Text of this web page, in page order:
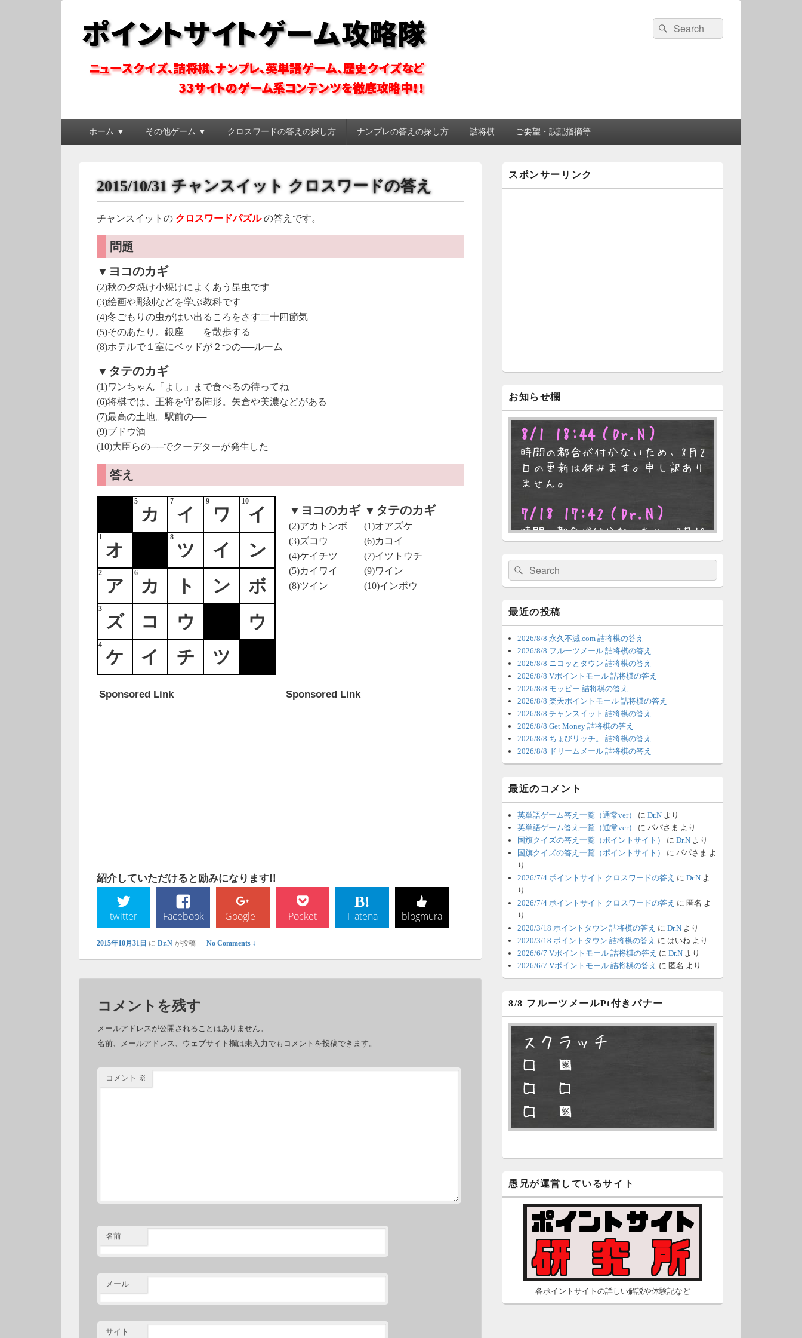
ポイントサイトゲーム攻略隊
検
索:
検
索
ホーム ▼ その他ゲーム ▼ クロスワードの答えの探し方 ナンプレの答えの探し方 詰将棋 ご要望・誤記指摘等
2015/10/31 チャンスイット クロスワードの答え
チャンスイットの クロスワードパズルの答えです。
問題
▼ヨコのカギ
(2)秋の夕焼け小焼けによくあう昆虫です
(3)絵画や彫刻などを学ぶ教科です
(4)冬ごもりの虫がはい出るころをさす二十四節気
(5)そのあたり。銀座――を散歩する
(8)ホテルで１室にベッドが２つの──ルーム
▼タテのカギ
(1)ワンちゃん「よし」まで食べるの待ってね
(6)将棋では、王将を守る陣形。矢倉や美濃などがある
(7)最高の土地。駅前の──
(9)ブドウ酒
(10)大臣らの──でクーデターが発生した
答え
5 7 9 10
1 8
2 6
3
4
カ イ ワ
イ
オ
ツ イ
ン
ア
カ ト ン
ボ
ズ
コ ウ
ウ
ケ
イ チ ツ
▼ヨコのカギ
(2)アカトンボ
(3)ズコウ
(4)ケイチツ
(5)カイワイ
(8)ツイン
▼タテのカギ
(1)オアズケ
(6)カコイ
(7)イツトウチ
(9)ワイン
(10)インボウ
Sponsored Link Sponsored Link
紹介していただけると励みになります!!
twitter Facebook Google+ Pocket Hatena blogmura
2015年10月31日 に Dr.N が投稿 — No Comments ↓
コメントを残す
メールアドレスが公開されることはありません。
名前、メールアドレス、ウェブサイト欄は未入力でもコメントを投稿できます。
コメント ※
名前
メール
サイト
イ
ン
スポンサーリンク
お知らせ欄
8/1 18:44 （Dr.N）
時間の都合が付かないため、8月2
日の更新は休みます。申し訳あり
ません。
7/18 17:42 （Dr.N）
時間の都合が付かないため、7月19
ません。
7/4 18:54（Dr.N）
時間の都合が付かないため、7月5
日の更新は休みます。申し訳あり
ません。
6/22 2:12（Dr.N）
ちょびリッチが10：00までメンテ
ナンスとのことなので、本日分の
更新は難しいかもしれません。
6/20 18:45（Dr.N）
ってしまいそうです。申し訳ござ
いません。
6/18 1:39 （Dr.N）
時間の都合が付かないため、6月18
日の更新は休みます。申し訳あり
ません。
6/8 4:39 （Dr.N）
Vポイントモールが6：00までメン
テナンスとのことなので、本日分
の更新は難しいかもしれません。
明日、6月7日分の更新は昼頃にな
ってしまいそうです。申し訳ござ
いません。
6/2 10:04
永久不滅.comの本日分の更新が完
了しました。
6/2 2:22（Dr.N）
新は難しいかもしれません。
5/26 2:52（Dr.N）
時間の都合が付かないため、5月26
日の更新は休みます。申し訳あり
ません。
5/23 16:32（Dr.N）
検
索:
検
索
最近の投稿
2026/8/8 永久不滅.com 詰将棋の答え
2026/8/8 フルーツメール 詰将棋の答え
2026/8/8 ニコッとタウン 詰将棋の答え
2026/8/8 Vポイントモール 詰将棋の答え
2026/8/8 モッピー 詰将棋の答え
2026/8/8 楽天ポイントモール 詰将棋の答え
2026/8/8 チャンスイット 詰将棋の答え
2026/8/8 Get Money 詰将棋の答え
2026/8/8 ちょびリッチ。 詰将棋の答え
2026/8/8 ドリームメール 詰将棋の答え
最近のコメント
英単語ゲーム答え一覧（通常ver） に Dr.N より
英単語ゲーム答え一覧（通常ver）
に パパさま より
国旗クイズの答え一覧（ポイントサイト）
に Dr.N より
国旗クイズの答え一覧（ポイントサイト）
に パパさま よ
り
2026/7/4 ポイントサイト クロスワードの答え に Dr.N よ
り
2026/7/4 ポイントサイト クロスワードの答え に 匿名 よ
り
2020/3/18 ポイントタウン 詰将棋の答え に Dr.N より
2020/3/18 ポイントタウン 詰将棋の答え に はいね より
2026/6/7 Vポイントモール 詰将棋の答え に Dr.N より
2026/6/7 Vポイントモール 詰将棋の答え に 匿名 より
8/8 フルーツメールPt付きバナー
スクラッチ
□ ■
□ □
□ ■
□ ■
□ ■
□ □
愚兄が運営しているサイト
各ポイントサイトの詳しい解説や体験記など